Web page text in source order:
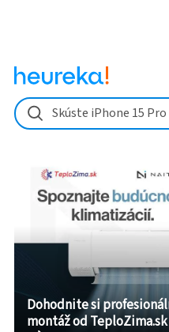
Skúste iPhone 15 Pro
Dohodnite si
montáž od TeploZima.sk